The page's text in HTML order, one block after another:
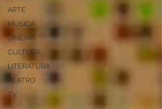
ARTE
MÚSICA
CINEMA
CULTURA
LITERATURA
TEATRO
TV